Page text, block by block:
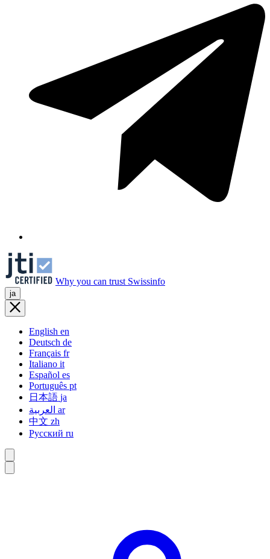
Why you can trust Swissinfo
ja
English en
Deutsch de
Français fr
Italiano it
Español es
Português pt
日本語 ja
ar
中文 zh
Русский ru